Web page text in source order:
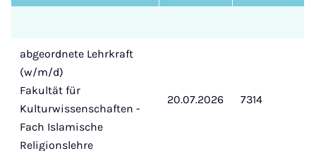
abgeordnete Lehrkraft
(w/m/d)
Fakultät für
Kulturwissenschaften -
Fach Islamische
Religionslehre
20.07.2026 7314